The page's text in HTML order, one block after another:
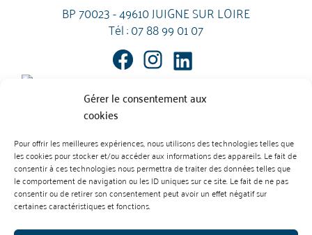
Gérer le consentement aux
cookies
Pour offrir les meilleures expériences, nous utilisons des technologies telles que
les cookies pour stocker et/ou accéder aux informations des appareils. Le fait de
consentir à ces technologies nous permettra de traiter des données telles que
le comportement de navigation ou les ID uniques sur ce site. Le fait de ne pas
consentir ou de retirer son consentement peut avoir un effet négatif sur
certaines caractéristiques et fonctions.
BP 70023 - 49610 JUIGNE SUR LOIRE
Tél :07 88 99 01 07
Mentions Légales
L’abus d’alcool est dangereux pour la santé. À consommer avec
modération.
Règlement des vins
Règlement des produits cidricoles
Création : Agence Préambulles